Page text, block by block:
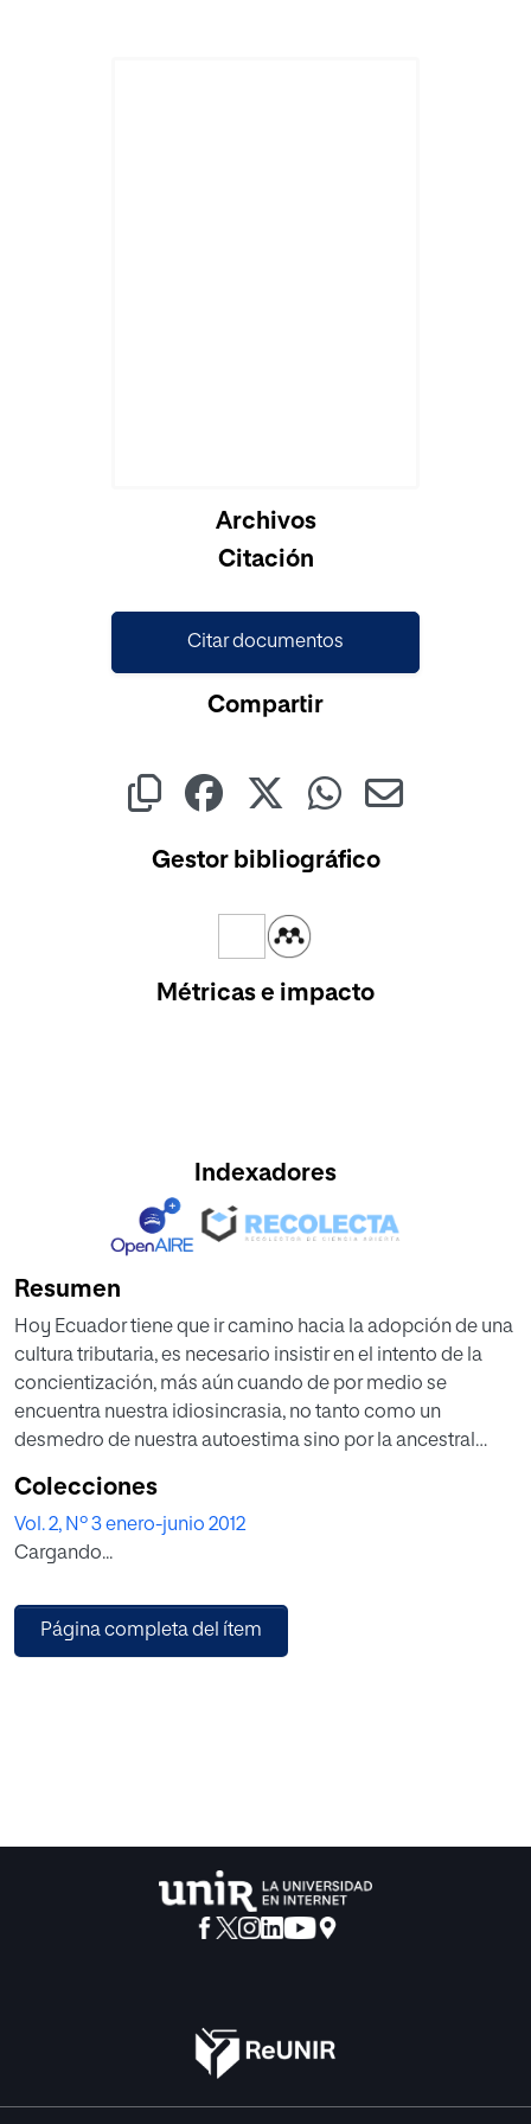
Archivos
Citación
Citar documentos
Compartir
Gestor bibliográfico
Métricas e impacto
Indexadores
Resumen
Hoy Ecuador tiene que ir camino hacia la adopción de una
cultura tributaria, es necesario insistir en el intento de la
concientización, más aún cuando de por medio se
encuentra nuestra idiosincrasia, no tanto como un
desmedro de nuestra autoestima sino por la ancestral
la acepción pura de la palabra es un imperativo de las
sociedades civilizadas, donde todos conscientemente
debemos contribuir con el estado para mejorar el nivel de
incluso hay citas bíblicas que así lo expresan. Hasta
Jesucristo se refirió a él y cuando le pidieron su opinión
Colecciones
Vol. 2, Nº 3 enero-junio 2012
Cargando...
Página completa del ítem